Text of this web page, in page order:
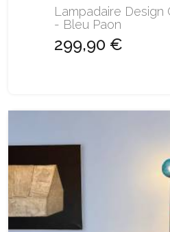
Lampadaire Design
- Bleu Paon
299,90 €